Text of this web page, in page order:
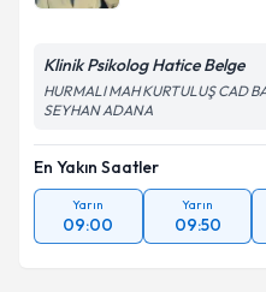
Kişisel verilerimin
Metni'ni okudum ve
kapsamda
Takvim
Klinik Psikolog Hatice Belge
HURMALI MAH KURTULUŞ CAD
SEYHAN ADANA
En Yakın Saatler
Yarın
09:00
Yarın
09:50